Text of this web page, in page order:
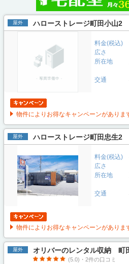
屋外 ハローストレージ町田小山2
料金(税込)
広さ
所在地
交通
物件によりお得なキャンペーンがありま
屋外 ハローストレージ町田忠生2
料金(税込)
広さ
所在地
交通
物件によりお得なキャンペーンがありま
屋外 オリバーのレンタル収納 町
(5.0)・2件の口コミ